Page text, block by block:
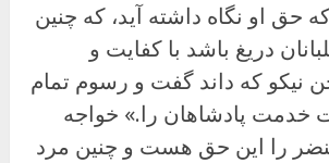
حق او نگاه داشته آید، که چنین
دریغ باشد با کفایت و
که داند گفت و رسوم تمام
خدمت پادشاهان را.» خواجه
را این حق هست و چنین مرد